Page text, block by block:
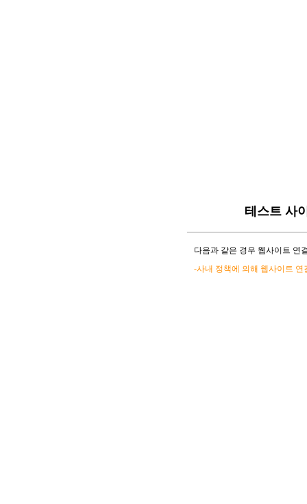
테스트 사
다음과 같은 경우 웹사이트 연
-사내 정책에 의해 웹사이트